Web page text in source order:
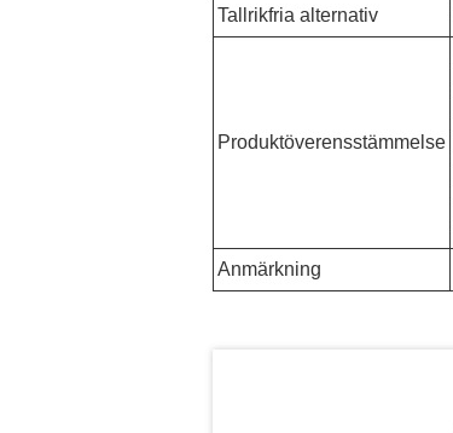
Tallrikfria alternativ
Produktöverensstämmelse
Anmärkning